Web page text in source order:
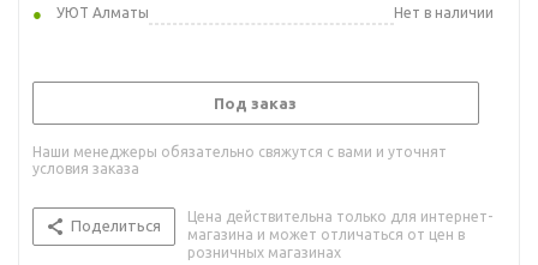
УЮТ Алматы
Нет в наличии
Под заказ
Наши менеджеры обязательно свяжутся с вами и уточнят
условия заказа
Поделиться
Цена действительна только для интернет-
магазина и может отличаться от цен в
розничных магазинах